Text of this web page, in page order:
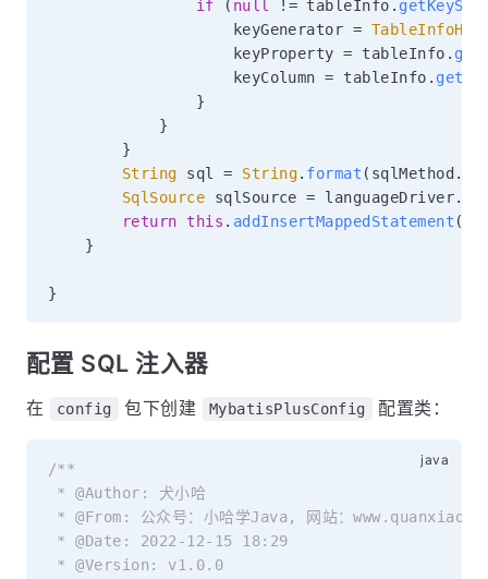
if
( null != tableInfo .
                    keyGenerator
=
                    keyProperty
= tableInfo .
                    keyColumn
= tableInfo .
}
}
}
String sql = String. format ( sqlMethod .
SqlSource sqlSource = languageDriver.
return
this . addInsertMappedStatement (
}
}
配置 SQL 注入器
在 config 包下创建 MybatisPlusConfig 配置类：
/**
* @Author: 犬小哈
* @From: 公众号：小哈学Java, 网站：
* @Date: 2022-12-15 18:29
* @Version: v1.0.0